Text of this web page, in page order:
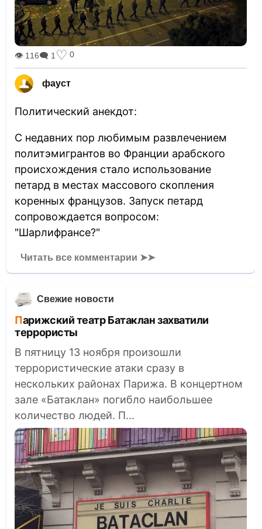
👁 116🗨 1 ♡ 0
фауст
Политический анекдот:
С недавних пор любимым развлечением
политэмигрантов во Франции арабского
происхождения стало использование
петард в местах массового скопления
коренных французов. Запуск петард
сопровождается вопросом:
"Шарлифрансе?"
Читать все комментарии ➤➤
Свежие новости
Парижский театр Батаклан захватили
террористы
В пятницу 13 ноября произошли
террористические атаки сразу в
нескольких районах Парижа. В концертном
зале «Батаклан» погибло наибольшее
количество людей. П...